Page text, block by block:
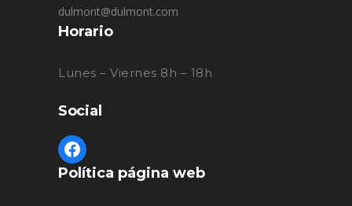
dulmont@dulmont.com
Horario
Lunes – Viernes 8h – 18h
Social
Política página web